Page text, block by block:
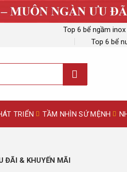
Top 6 bể ngầm
Top 6 bể
TRIỂN TẦM NHÌN SỨ MỆNH
ĐÃI & KHUYẾN MÃI